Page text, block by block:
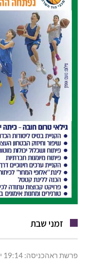
זמני שבת
פרשת ראהכניסה: 19:14 יציאה: 20:12